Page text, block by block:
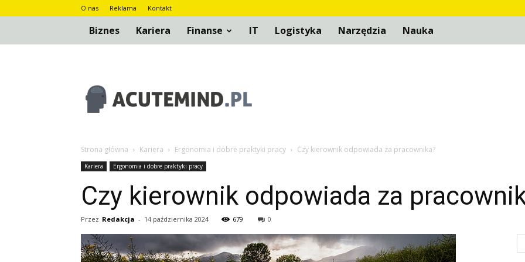
O nas Reklama Kontakt
Biznes Kariera Finanse IT Logistyka Narzędzia Nauka
Strona główna Kariera Ergonomia i dobre praktyki pracy Czy kierownik odpowiada za pracownika?
Kariera Ergonomia i dobre praktyki pracy
Czy kierownik odpowiada za
Przez Redakcja - 14 października 2024 679 0